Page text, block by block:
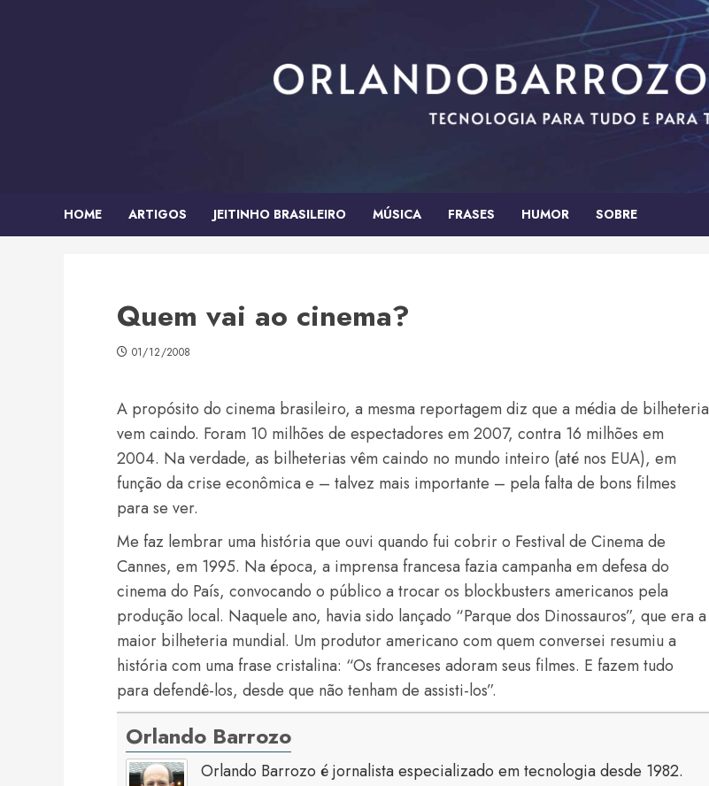
HOME ARTIGOS JEITINHO BRASILEIRO MÚSICA FRASES HUMOR SOBRE
Quem vai ao cinema?
01/12/2008
A propósito do cinema brasileiro, a mesma reportagem diz que a média de bilheteria
vem caindo. Foram 10 milhões de espectadores em 2007, contra 16 milhões em
2004. Na verdade, as bilheterias vêm caindo no mundo inteiro (até nos EUA), em
função da crise econômica e – talvez mais importante – pela falta de bons filmes
para se ver.
Me faz lembrar uma história que ouvi quando fui cobrir o Festival de Cinema de
Cannes, em 1995. Na época, a imprensa francesa fazia campanha em defesa do
cinema do País, convocando o público a trocar os blockbusters americanos pela
produção local. Naquele ano, havia sido lançado “Parque dos Dinossauros”, que era a
maior bilheteria mundial. Um produtor americano com quem conversei resumiu a
história com uma frase cristalina: “Os franceses adoram seus filmes. E fazem tudo
para defendê-los, desde que não tenham de assisti-los”.
Orlando Barrozo
Orlando Barrozo é jornalista especializado em tecnologia desde 1982.